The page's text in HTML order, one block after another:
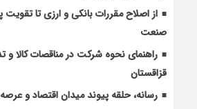
از اصلاح مقررات بانکی و ارزی تا تقویت
صنعت
راهنمای نحوه شرکت در مناقصات کالا و
قزاقستان
رسانه، حلقه پیوند میدان اقتصاد و